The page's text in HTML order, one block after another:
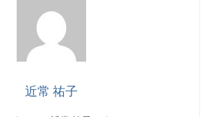
近常 祐子